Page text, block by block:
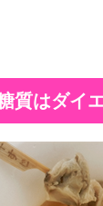
質はダイ